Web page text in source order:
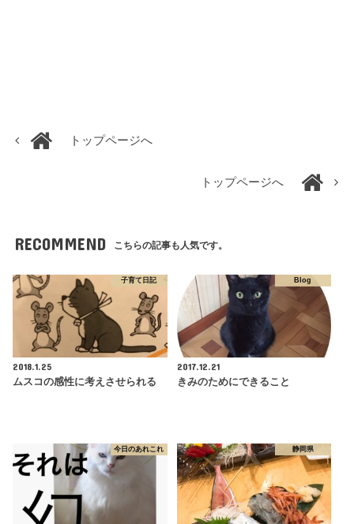
トップページへ
トップページへ
RECOMMEND こちらの記事も人気です。
子育て日記
2018.1.25
ムスコの感性に考えさせられる
Blog
2017.12.21
きみのためにできること
今日のあれこれ 静岡県